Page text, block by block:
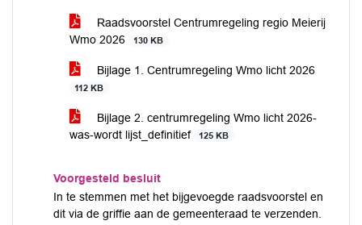
Raadsvoorstel Centrumregeling regio Meierij
Wmo 2026
130 KB
Bijlage 1. Centrumregeling Wmo licht 2026
112 KB
Bijlage 2. centrumregeling Wmo licht 2026-
was-wordt lijst_definitief
125 KB
Voorgesteld besluit
In te stemmen met het bijgevoegde raadsvoorstel en
dit via de griffie aan de gemeenteraad te verzenden.